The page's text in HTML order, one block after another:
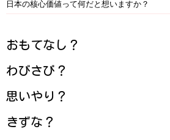
日本の核心価値って何だと想いますか？
おもてなし？
わびさび？
思いやり？
きずな？